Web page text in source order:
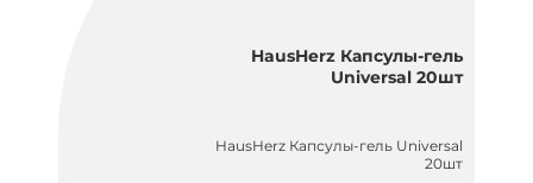
HausHerz Капсулы-гель
Universal 20шт
HausHerz Капсулы-гель Universal
20шт